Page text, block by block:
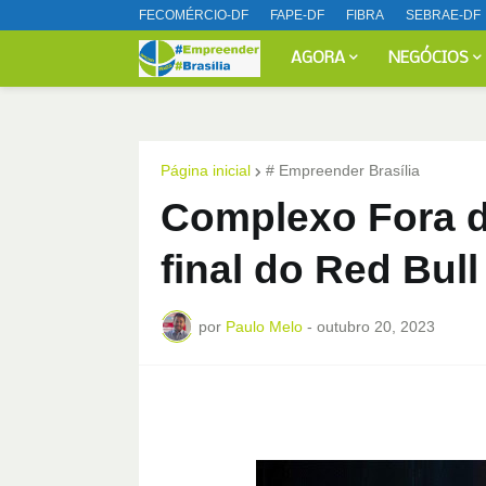
FECOMÉRCIO-DF FAPE-DF FIBRA SEBRAE-DF
AGORA NEGÓCIOS
Página inicial # Empreender Brasília
Complexo Fora
final do Red Bull
por Paulo Melo - outubro 20, 2023